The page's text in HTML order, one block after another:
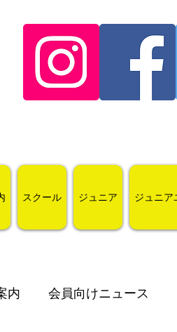
スクール ジュニア ジュニア
内 会員向けニュース